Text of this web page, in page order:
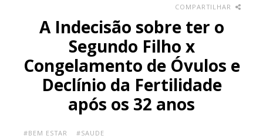
COMPARTILHAR
A Indecisão sobre ter o
Segundo Filho x
Congelamento de Óvulos e
Declínio da Fertilidade
após os 32 anos
#BEM ESTAR #SAUDE